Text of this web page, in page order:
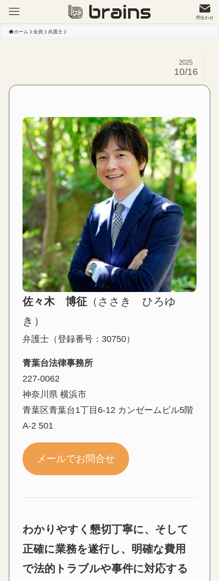
問合わせ
ホーム 会員 弁護士
2025
10/16
佐々木 博征（ささき ひろゆ
き）
弁護士（登録番号：30750）
青葉台法律事務所
227-0062
神奈川県 横浜市
青葉区青葉台1丁目6-12 カンゼームビル5階
A-2 501
メールでお問合せ
わかりやすく懇切丁寧に、そして
正確に業務を遂行し、明確な費用
で法的トラブルや事件に対応する